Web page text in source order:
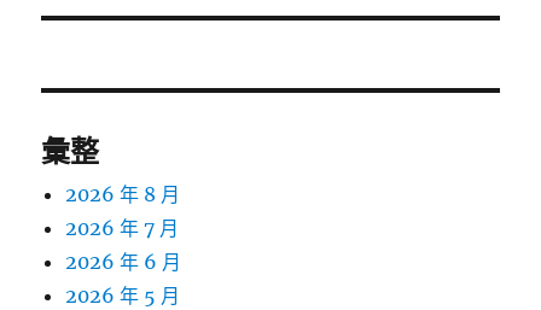
文
彙整
2026 年 8 月
2026 年 7 月
2026 年 6 月
2026 年 5 月